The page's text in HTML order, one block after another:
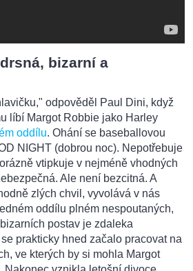
bizarní a
odpověděl Paul Dini, když
líbí Margot Robbie jako Harley
oddílu. Ohání se baseballovou
NIGHT (dobrou noc). Nepotřebuje
vtipkuje v nejméně vhodných
Ale není bezcitná. A
zlých chvil, vyvolává v nás
oddílu plném nespoutaných,
postav je zdaleka
prakticky hned začalo pracovat na
ve kterých by si mohla Margot